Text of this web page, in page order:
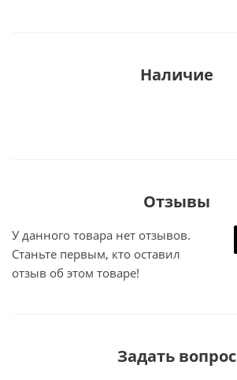
Наличие
Отзывы
У данного товара нет отзывов.
Станьте первым, кто оставил
отзыв об этом товаре!
Задать вопрос